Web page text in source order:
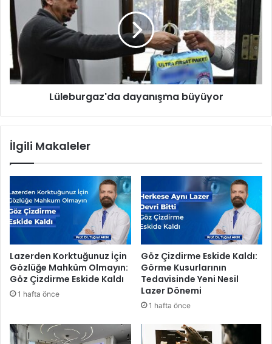
d
a
m
P
r
o
j
D
o
l
r
u
o
e
b
u
r
g
a
n
ı
ş
b
ü
ü
o
r
Lüleburgaz'da dayanışma büyüyor
İlgili Makaleler
Lazerden Korktuğunuz İçin
Gözlüğe Mahkûm Olmayın:
Göz Çizdirme Eskide Kaldı
1 hafta önce
Göz Çizdirme Eskide Kaldı:
Görme Kusurlarının
Tedavisinde Yeni Nesil
Lazer Dönemi
1 hafta önce